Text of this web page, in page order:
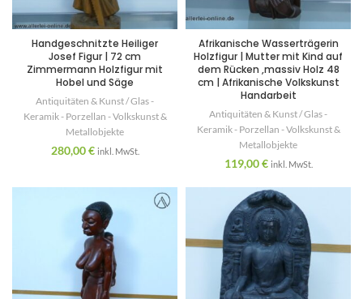
Handgeschnitzte Heiliger
Josef Figur | 72 cm
Zimmermann Holzfigur mit
Hobel und Säge
Antiquitäten & Kunst / Glas -
Keramik - Porzellan - Volkskunst &
Metallobjekte
280,00€ inkl. MwSt.
Afrikanische Wasserträgerin
Holzfigur | Mutter mit Kind auf
dem Rücken ,massiv Holz 48
cm | Afrikanische Volkskunst
Handarbeit
Antiquitäten & Kunst / Glas -
Keramik - Porzellan - Volkskunst &
Metallobjekte
119,00€ inkl. MwSt.